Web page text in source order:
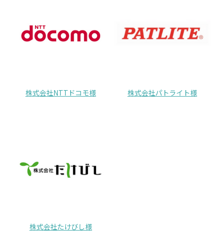
株式会社NTTドコモ様 株式会社パトライト様
株式会社たけびし様